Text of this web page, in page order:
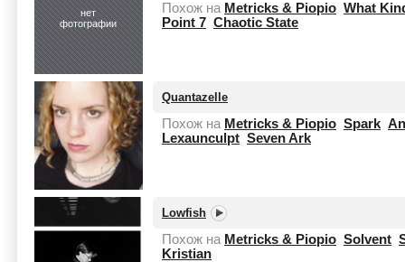
нет
фотографии
Похож на Metricks & Piopio What
Point 7 Chaotic State
Quantazelle
Похож на Metricks & Piopio Spark
Lexaunculpt Seven Ark
Lowfish
Похож на Metricks & Piopio Solvent
Kristian